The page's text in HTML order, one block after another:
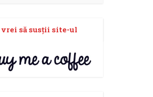
vrei să susţii site-ul